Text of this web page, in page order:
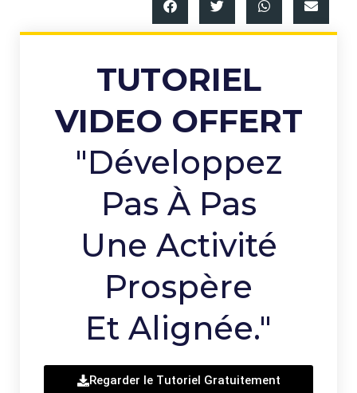
TUTORIEL
VIDEO OFFERT
"Développez
Pas À Pas
Une Activité
Prospère
Et Alignée."
Regarder le Tutoriel Gratuitement